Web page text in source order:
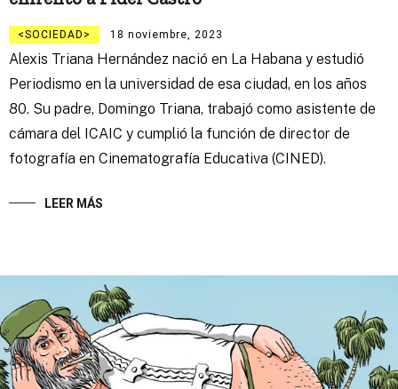
SOCIEDAD 18 noviembre, 2023
Alexis Triana Hernández nació en La Habana y estudió
Periodismo en la universidad de esa ciudad, en los años
80. Su padre, Domingo Triana, trabajó como asistente de
cámara del ICAIC y cumplió la función de director de
fotografía en Cinematografía Educativa (CINED).
LEER MÁS